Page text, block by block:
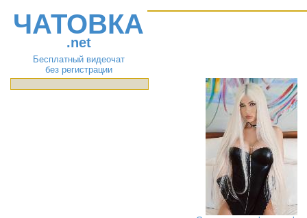
ЧАТОВКА
.net
Бесплатный видеочат
без регистрации